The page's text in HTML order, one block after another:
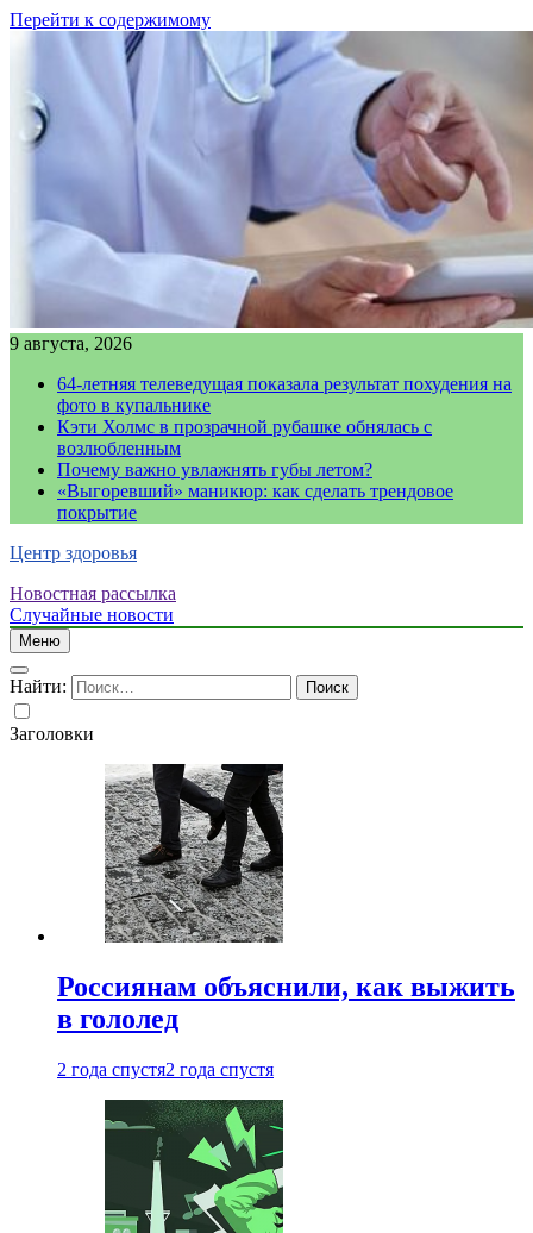
Перейти к содержимому
9 августа, 2026
64-летняя телеведущая показала результат похудения на
фото в купальнике
Кэти Холмс в прозрачной рубашке обнялась с
возлюбленным
Почему важно увлажнять губы летом?
«Выгоревший» маникюр: как сделать трендовое
покрытие
Центр здоровья
Новостная рассылка
Случайные новости
Меню
Найти:
Заголовки
Россиянам объяснили, как выжить
в гололед
2 года спустя2 года спустя